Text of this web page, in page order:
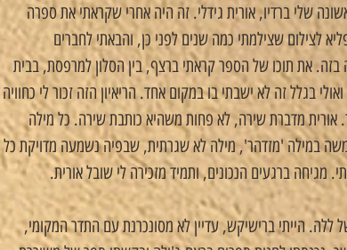
שלי ברדיו, אורית גידלי. זה היה אחרי שקראתי את ספרה
לצילום שצילמתי כמה שנים לפני כן, והבאתי לחברים
את תוכו של הספר קראתי ברצף, בין הסלון למרפסת, בבית
בגלל זה לא ישבתי בו במקום אחד. הריאיון הזה זכור לי כחוויה
אורית מדברת שירה, לא פחות משהיא כותבת שירה. כל מילה
במילה 'מזדהר', מילה לא שגרתית, שבפיה נשמעה מדויקת כל
מגיחה ברגעים הנכונים, ותמיד מזכירה לי שובל אורית.
ללה. הייתי ברישיקש, עדיין לא מסונכרנת עם התדר המקומי,